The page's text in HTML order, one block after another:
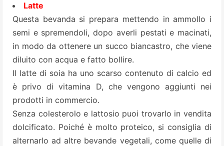
Latte
Questa bevanda si prepara mettendo in ammollo i
semi e spremendoli, dopo averli pestati e macinati,
in modo da ottenere un succo biancastro, che viene
diluito con acqua e fatto bollire.
Il latte di soia ha uno scarso contenuto di calcio ed
è privo di vitamina D, che vengono aggiunti nei
prodotti in commercio.
Senza colesterolo e lattosio puoi trovarlo in vendita
dolcificato. Poiché è molto proteico, si consiglia di
alternarlo ad altre bevande vegetali, come quelle di